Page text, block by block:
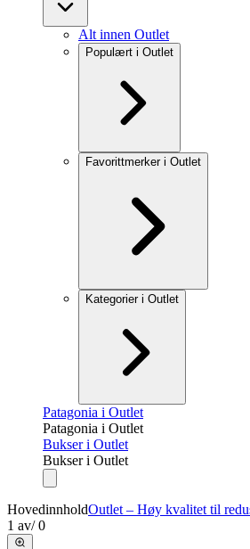
Alt innen Outlet
Populært i Outlet
Favorittmerker i Outlet
Kategorier i Outlet
Patagonia i Outlet
Patagonia i Outlet
Bukser i Outlet
Bukser i Outlet
HovedinnholdOutlet – Høy kvalitet til
1 av/ 0